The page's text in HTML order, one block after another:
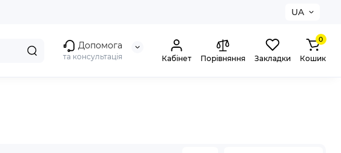
UA
Допомога
та консультація Кабінет Порівняння Закладки
0
Кошик